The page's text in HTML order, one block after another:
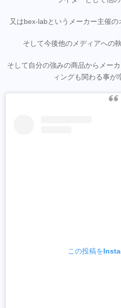
又はbex-labというメーカー主催の
そして今後他のメディアへの
そして自分の強みの商品からメー
ィングも関わる事が
この投稿を